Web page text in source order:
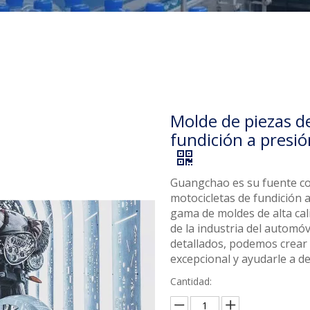
Molde de piezas
fundición a
Guangchao es su fuente
motocicletas de fundición
gama de moldes de alta
de la industria del
detallados, podemos
excepcional y ayudarle a
Cantidad: